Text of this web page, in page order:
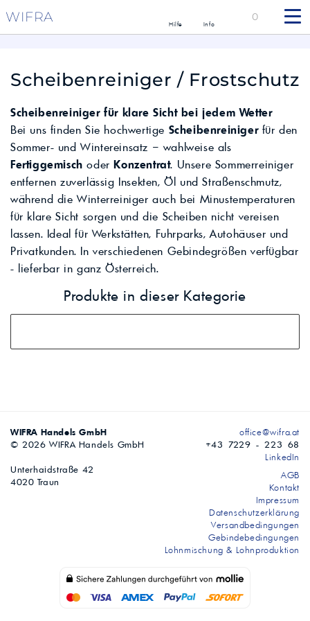
WIFRA Hilfe Info
0
Scheibenreiniger / Frostschutz
Scheibenreiniger für klare Sicht bei jedem Wetter
Bei uns finden Sie hochwertige Scheibenreinigerfür den
Sommer- und Wintereinsatz – wahlweise als
Fertiggemisch oderKonzentrat. Unsere Sommerreiniger
entfernen zuverlässig Insekten, Öl und Straßenschmutz,
während die Winterreiniger auch bei Minustemperaturen
für klare Sicht sorgen und die Scheiben nicht vereisen
lassen. Ideal für Werkstätten, Fuhrparks, Autohäuser und
Privatkunden. In verschiedenen Gebindegrößen verfügbar
- lieferbar in ganz Österreich.
Produkte in dieser Kategorie
WIFRA Handels GmbH
© 2026 WIFRA Handels GmbH
Unterhaidstraße 42
4020 Traun
office@wifra.at
+43 7229 - 223 68
LinkedIn
AGB
Kontakt
Impressum
Datenschutzerklärung
Versandbedingungen
Gebindebedingungen
Lohnmischung & Lohnproduktion